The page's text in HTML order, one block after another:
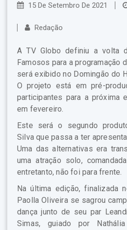
15 De Setembro De 2021
Redação
A TV Globo definiu a volta
Famosos para a programação
será exibido no Domingão do
O projeto está em pré-
participantes para a próxima
em fevereiro.
Este será o segundo
Silva que passa a ter
Uma das alternativas era
uma atração solo,
entretanto, não foi para frente.
Na última edição, finalizada
Paolla Oliveira se sagrou
dança junto de seu par
Simas, guiado por